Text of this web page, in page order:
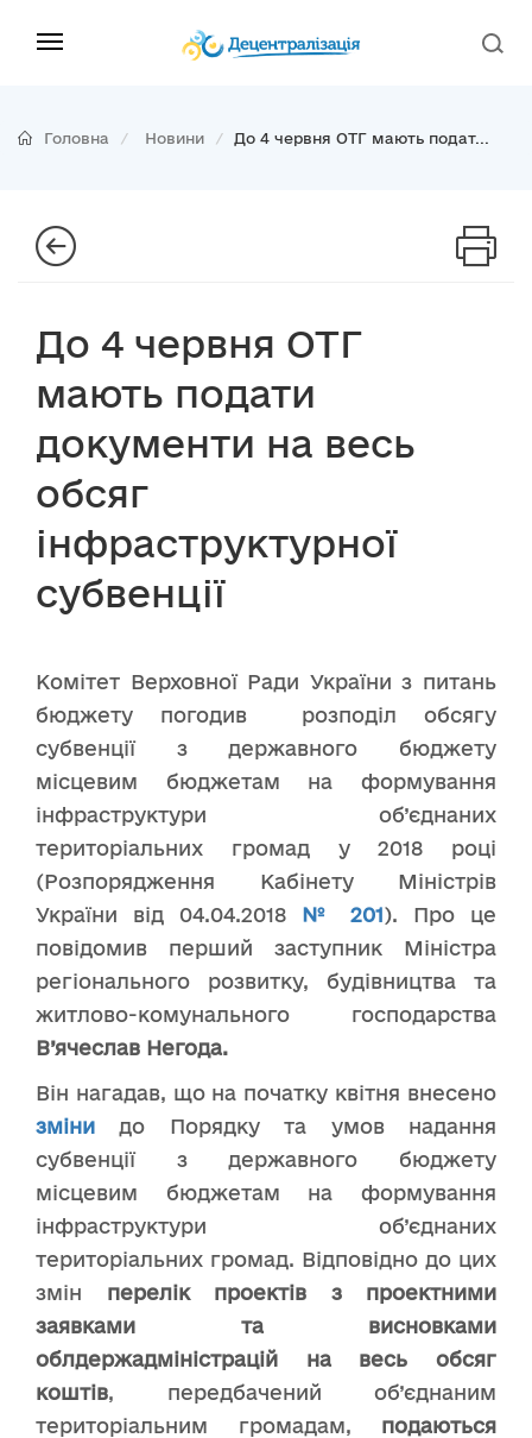
Головна Новини До 4 червня ОТГ мають подат...
До 4 червня ОТГ
мають подати
документи на весь
обсяг
інфраструктурної
субвенції
Комітет Верховної Ради України з питань
бюджету погодив розподіл обсягу
субвенції з державного бюджету
місцевим бюджетам на формування
інфраструктури об’єднаних
територіальних громад у 2018 році
(Розпорядження Кабінету Міністрів
України від 04.04.2018 № 201). Про це
повідомив перший заступник Міністра
регіонального розвитку, будівництва та
житлово-комунального господарства
В’ячеслав Негода.
Він нагадав, що на початку квітня внесено
зміни
до Порядку та умов надання
субвенції з державного бюджету
місцевим бюджетам на формування
інфраструктури об’єднаних
територіальних громад. Відповідно до цих
змін перелік проектів з проектними
заявками та висновками
облдержадміністрацій
на весь обсяг
коштів, передбачений об’єднаним
територіальним громадам, подаються